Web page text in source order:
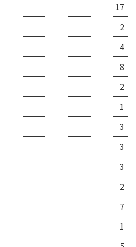
17
2
4
8
2
1
3
3
3
2
7
1